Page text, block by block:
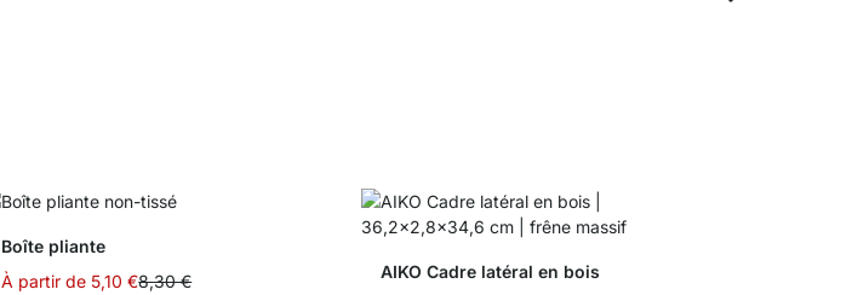
Boîte pliante
À partir de 5,10 €8,30 €
AIKO Cadre latéral en bois